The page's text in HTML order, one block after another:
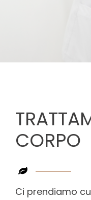
CORPO
Ci prendiamo